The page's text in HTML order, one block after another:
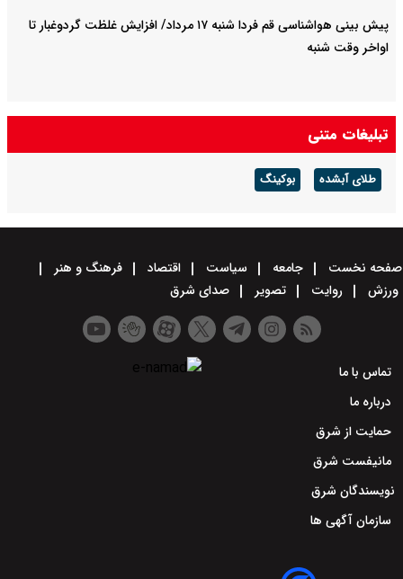
پیش بینی هواشناسی قم فردا شنبه ۱۷ مرداد/ افزایش غلظت گردوغبار تا
اواخر وقت شنبه
تبلیغات متنی
طلای آبشده بوکینگ
صفحه نخست جامعه سیاست اقتصاد
فرهنگ و هنر
ورزش
روایت تصویر صدای شرق
تماس با ما
درباره ما
حمایت از شرق
مانیفست شرق
نویسندگان شرق
سازمان آگهی ها